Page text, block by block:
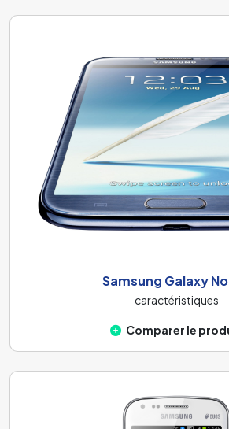
Samsung Galaxy
caractéristiques
Comparer le